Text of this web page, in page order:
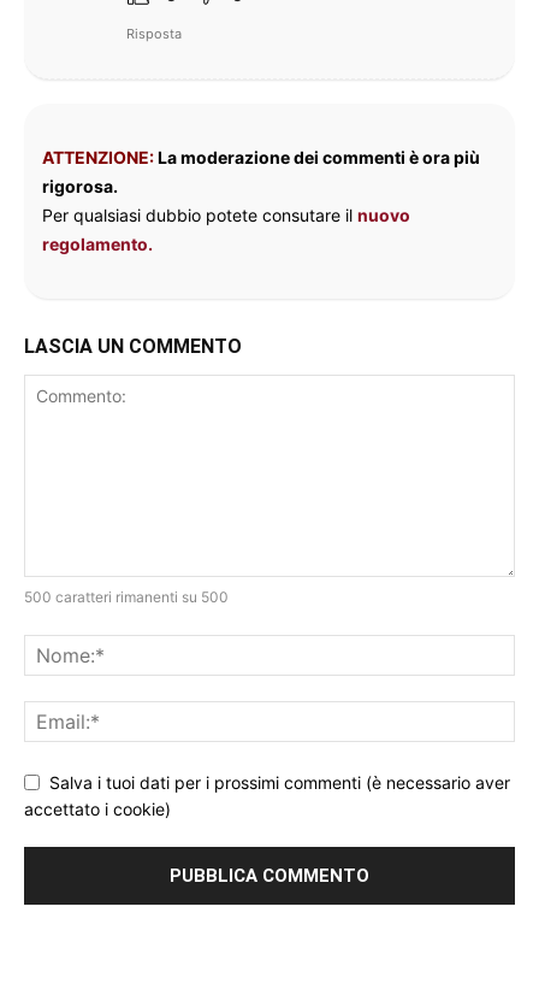
Risposta
ATTENZIONE:La moderazione dei commenti è ora più
rigorosa.
Per qualsiasi dubbio potete consutare il nuovo
regolamento.
LASCIA UN COMMENTO
500 caratteri rimanenti su 500
Salva i tuoi dati per i prossimi commenti (è necessario aver
accettato i cookie)